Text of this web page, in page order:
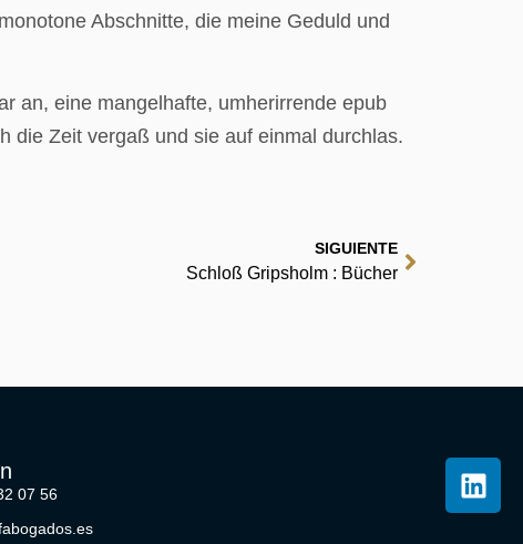
Abschnitte, die meine Geduld und
an, eine mangelhafte, umherirrende epub
die Zeit vergaß und sie auf einmal durchlas.
SIGUIENTE
Schloß Gripsholm : Bücher
07 56